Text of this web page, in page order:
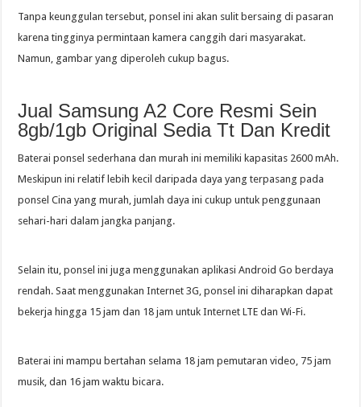
Tanpa keunggulan tersebut, ponsel ini akan sulit bersaing di pasaran
karena tingginya permintaan kamera canggih dari masyarakat.
Namun, gambar yang diperoleh cukup bagus.
Jual Samsung A2 Core Resmi Sein
8gb/1gb Original Sedia Tt Dan Kredit
Baterai ponsel sederhana dan murah ini memiliki kapasitas 2600 mAh.
Meskipun ini relatif lebih kecil daripada daya yang terpasang pada
ponsel Cina yang murah, jumlah daya ini cukup untuk penggunaan
sehari-hari dalam jangka panjang.
Selain itu, ponsel ini juga menggunakan aplikasi Android Go berdaya
rendah. Saat menggunakan Internet 3G, ponsel ini diharapkan dapat
bekerja hingga 15 jam dan 18 jam untuk Internet LTE dan Wi-Fi.
Baterai ini mampu bertahan selama 18 jam pemutaran video, 75 jam
musik, dan 16 jam waktu bicara.